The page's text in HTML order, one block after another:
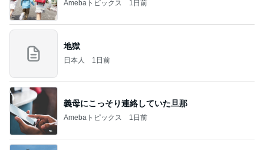
Amebaトピックス 1日前
地獄
日本人 1日前
義母にこっそり連絡していた旦那
Amebaトピックス 1日前